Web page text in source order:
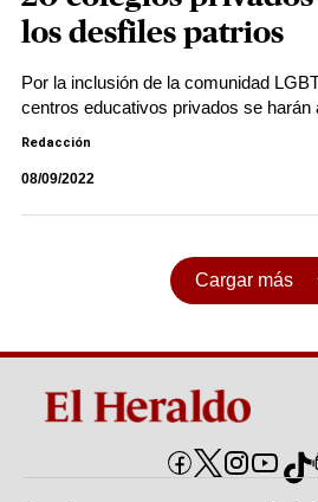
los desfiles patrios
Por la inclusión de la comunidad
centros educativos privados se harán
Redacción
08/09/2022
Cargar más